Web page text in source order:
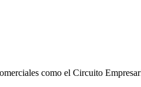
como el Circuito